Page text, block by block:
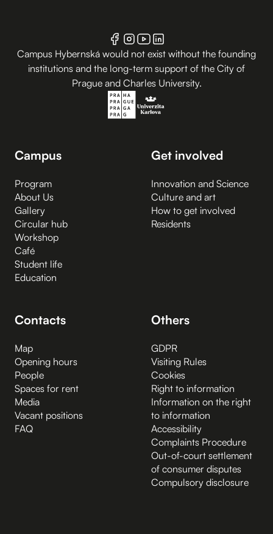
Campus Hybernská would not exist without the founding
institutions and the long-term support of the City of
Prague and Charles University.
Campus
Program
About Us
Gallery
Circular hub
Workshop
Café
Student life
Education
Get involved
Innovation and Science
Culture and art
How to get involved
Residents
Contacts
Map
Opening hours
People
Spaces for rent
Media
Vacant positions
FAQ
Others
GDPR
Visiting Rules
Cookies
Right to information
Information on the right
to information
Accessibility
Complaints Procedure
Out-of-court settlement
of consumer disputes
Compulsory disclosure